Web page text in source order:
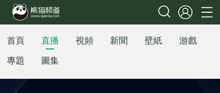
首頁 直播 視頻 新聞 壁紙
游戲
專題
圖集